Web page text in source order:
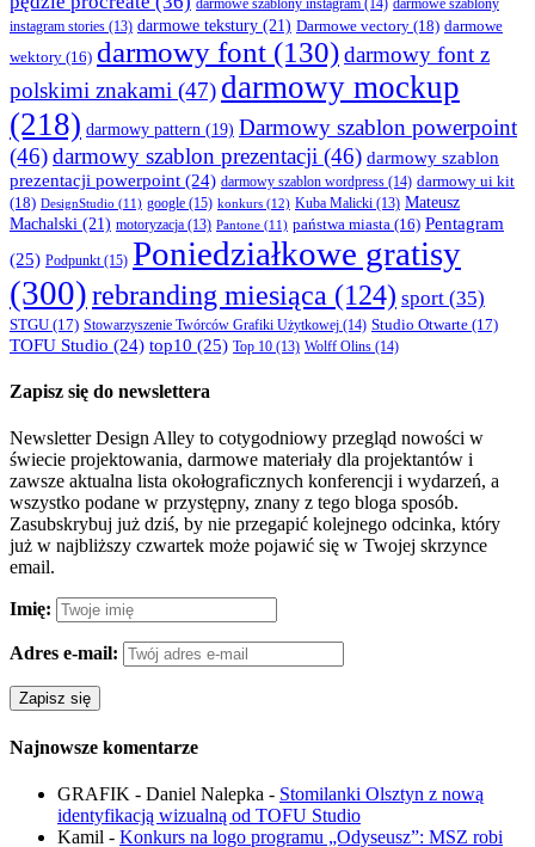
darmowe szablony instagram (14) darmowe szablony
instagram stories (13) darmowe tekstury (21) Darmowe vectory (18) darmowe
wektory (16) darmowy font (130)darmowy font z
polskimi znakami (47) darmowy mockup
(218) darmowy pattern (19) Darmowy szablon powerpoint
(46)darmowy szablon prezentacji (46) darmowy szablon
prezentacji powerpoint (24) darmowy szablon wordpress (14) darmowy ui kit
(18) DesignStudio (11) google (15) konkurs (12) Kuba Malicki (13) Mateusz
Machalski (21) motoryzacja (13) Pantone (11) państwa miasta (16) Pentagram
(25) Podpunkt(15) Poniedziałkowe gratisy
(300)rebranding miesiąca (124) sport (35)
STGU (17) Stowarzyszenie Twórców Grafiki Użytkowej (14) Studio Otwarte (17)
TOFU Studio (24) top10 (25) Top 10 (13) Wolff Olins (14)
Zapisz się do newslettera
Newsletter Design Alley to cotygodniowy przegląd nowości w
świecie projektowania, darmowe materiały dla projektantów i
zawsze aktualna lista okołograficznych konferencji i wydarzeń, a
wszystko podane w przystępny, znany z tego bloga sposób.
Zasubskrybuj już dziś, by nie przegapić kolejnego odcinka, który
już w najbliższy czwartek może pojawić się w Twojej skrzynce
email.
Imię:
Adres e-mail:
Najnowsze komentarze
GRAFIK - Daniel Nalepka - Stomilanki Olsztyn z nową
identyfikacją wizualną od TOFU Studio
Kamil - Konkurs na logo programu „Odyseusz”: MSZ robi